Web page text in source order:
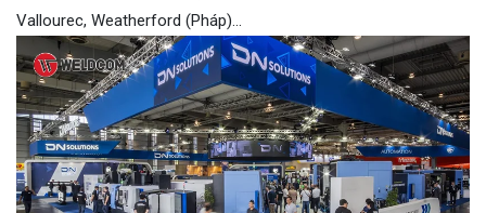
Vallourec, Weatherford (Pháp)…